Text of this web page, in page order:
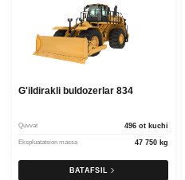
G'ildirakli buldozerlar 834
Quvvat 496 ot kuchi
Ekspluatatsion massa 47 750 kg
BATAFSIL